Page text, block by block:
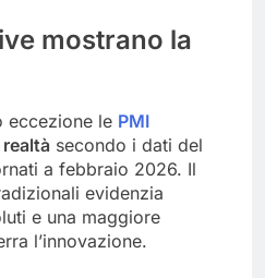
mostrano la
eccezione le PMI
secondo i dati del
a febbraio 2026. Il
evidenzia
e una maggiore
l’innovazione.